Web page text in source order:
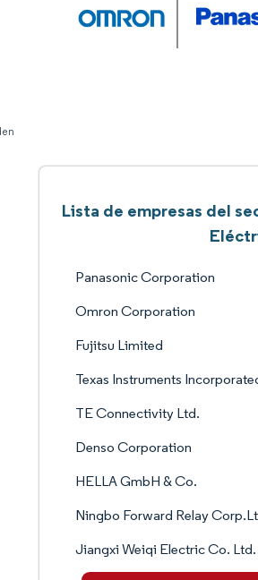
Lista de empresas del
Panasonic Corporation
Omron Corporation
Fujitsu Limited
Texas Instruments
TE Connectivity Ltd.
Denso Corporation
HELLA GmbH & Co.
Ningbo Forward Relay
Jiangxi Weiqi Electric Co. Ltd.